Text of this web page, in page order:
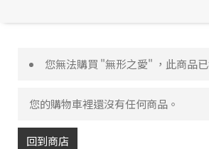
您無法購買 "無形之愛" ，此商品已
您的購物車裡還沒有任何商品。
回到商店